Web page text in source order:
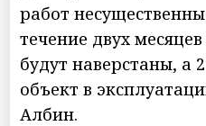
работ
течение двух
будут наверстаны, а
объект в
Албин.